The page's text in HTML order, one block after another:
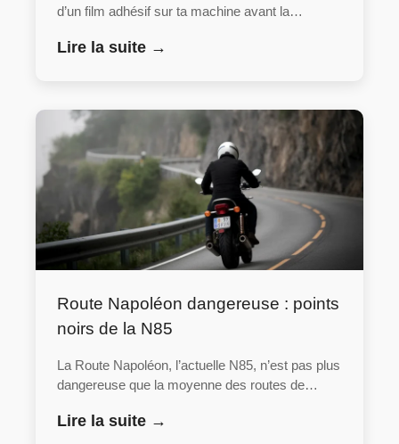
d’un film adhésif sur ta machine avant la…
Lire la suite →
Route Napoléon dangereuse : points
noirs de la N85
La Route Napoléon, l’actuelle N85, n’est pas plus
dangereuse que la moyenne des routes de…
Lire la suite →